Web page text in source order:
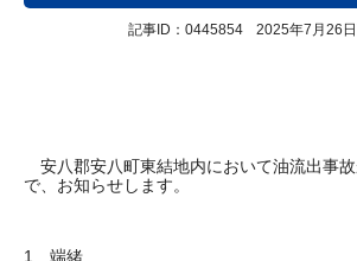
記事ID：0445854 2025年7月26
安八郡安八町東結地内において油流出事
で、お知らせします。
1 端緒